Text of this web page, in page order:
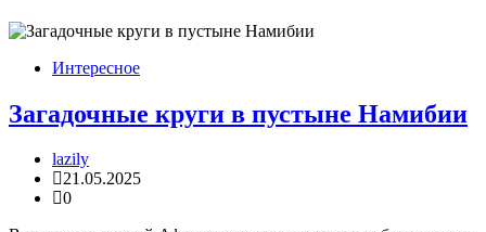
Интересное
Загадочные круги в пустыне Намибии
lazily
21.05.2025
0